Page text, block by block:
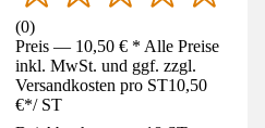
(0)
Preis — 10,50 € * Alle Preise
inkl. MwSt. und ggf. zzgl.
Versandkosten pro ST10,50
€*/ ST